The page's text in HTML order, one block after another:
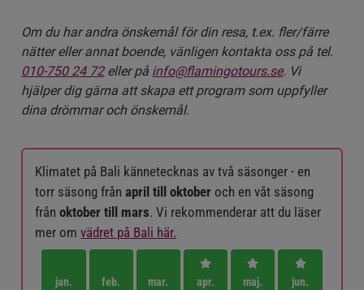
Om du har andra önskemål för din resa, t.ex. fler/färre
nätter eller annat boende, vänligen kontakta oss på tel.
010-750 24 72eller på info@flamingotours.se. Vi
hjälper dig gärna att skapa ett program som uppfyller
dina drömmar och önskemål.
Klimatet på Bali kännetecknas av två säsonger - en
torr säsong frånapril till oktober och en våt säsong
frånoktober till mars. Vi rekommenderar att du läser
mer omvädret på Bali här.
jan. feb. mar. apr. maj. jun.